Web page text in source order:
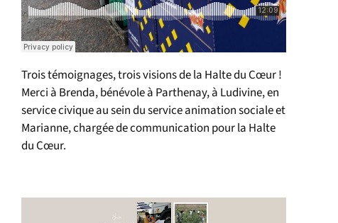
Trois témoignages, trois visions de la Halte du Cœur !
Merci à Brenda, bénévole à Parthenay, à Ludivine, en
service civique au sein du service animation sociale et
Marianne, chargée de communication pour la Halte
du Cœur.